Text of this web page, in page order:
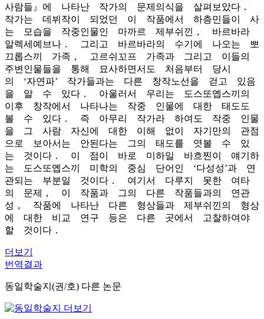
사람들』에 나타난 작가의 문제의식을 살펴보았다．
작가는 데뷔작이 되었던 이 작품에서 하층민들이 사
는 모습을 작중인물인 마까르 제부쉬낀， 바르바라
알렉세예브나． 그리고 바르바라의 수기에 나오는 뽀
끄롭스끼 가족， 고르쉬꼬프 가족과 그리고 이들의
주변인물들을 통해 묘사하면서도 처음부터 당시
의 ‘자연파’ 작가들과는 다른 창작노선을 걷고 있음
을 알 수 있다． 아울러서 우리는 도스또옙스끼의
이후 창작에서 나타나는 작중 인물에 대한 태도도
볼 수 있다． 즉 아무리 작가라 하여도 작중 인물
을 그 사람 자신에 대한 이해 없이 자기만의 관점
으로 보아서는 안된다는 그의 태도를 엿볼 수 있
는 것이다． 이 점이 바로 미하일 바흐찐이 얘기하
는 도스또옙스끼 미학의 중심 단어인 ‘다성성’과 연
관되는 부분일 것이다． 여기서 다루지 못한 여타
의 문제， 이 작품과 그의 다른 작품들과의 연관
성， 작품에 나타난 다른 형상들과 제부쉬낀의 형상
에 대한 비교 연구 등은 다른 곳에서 고찰하여야
할 것이다．
더보기
번역결과
동일학술지(권/호) 다른 논문